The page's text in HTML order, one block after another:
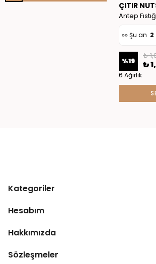
ÇITIR
Antep
✅ Bugün9
👀 Şu an 2
%19
₺
₺
6 Ağırlık
Kategoriler
Hesabım
Hakkımızda
Sözleşmeler